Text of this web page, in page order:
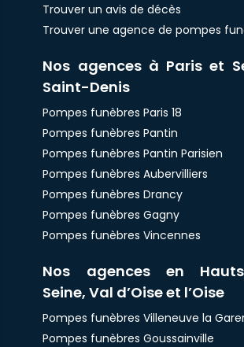
Trouver un avis de décès
Trouver une agence de pompes
Nos agences à Paris et
Saint-Denis
Pompes funèbres Paris 18
Pompes funèbres Pantin
Pompes funèbres Pantin Parisien
Pompes funèbres Aubervilliers
Pompes funèbres Drancy
Pompes funèbres Gagny
Pompes funèbres Vincennes
Nos agences en
Seine, Val d’Oise et l’Oise
Pompes funèbres Villeneuve la
Pompes funèbres Goussainville